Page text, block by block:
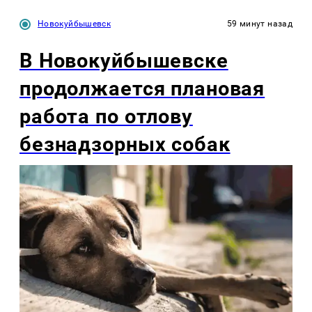
Новокуйбышевск 59 минут назад
В Новокуйбышевске
продолжается плановая
работа по отлову
безнадзорных собак